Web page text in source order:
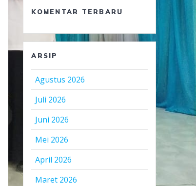
KOMENTAR TERBARU
ARSIP
Agustus 2026
Juli 2026
Juni 2026
Mei 2026
April 2026
Maret 2026